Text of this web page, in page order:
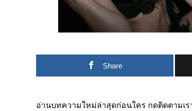
Share
อ่านบทความใหม่ล่าสุดก่อนใคร กดติดตามเร